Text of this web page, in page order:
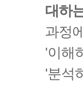
대하
과정
'이해
'분석